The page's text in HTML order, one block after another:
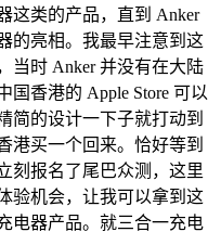
这类的产品，直到 Anker
的亮相。我最早注意到这
当时 Anker 并没有在大陆
国香港的 Apple Store 可以
简的设计一下子就打动到
港买一个回来。恰好等到
刻报名了尾巴众测，这里
验机会，让我可以拿到这
电器产品。就三合一充电